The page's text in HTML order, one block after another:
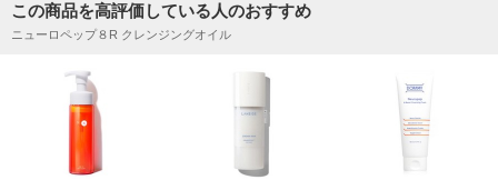
この商品を高評価している人のおすすめ
ニューロペップ８R クレンジングオイル